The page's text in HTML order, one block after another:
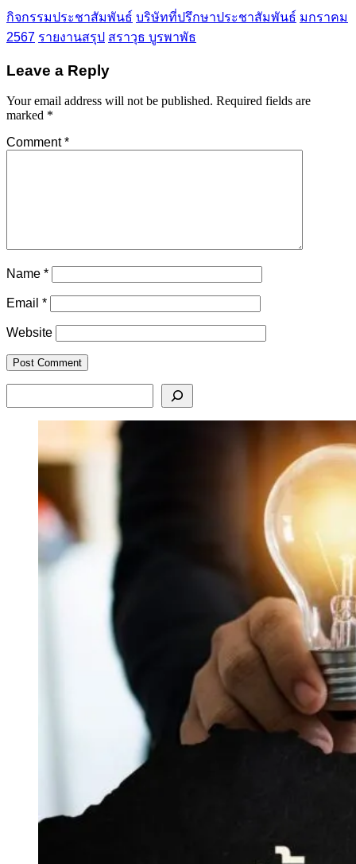
กิจกรรมประชาสัมพันธ์ บริษัทที่ปรึกษาประชาสัมพันธ์ มกราคม
2567 รายงานสรุป สราวุธ บูรพาพัธ
Leave a Reply
Your email address will not be published. Required fields are
marked *
Comment*
Name *
Email *
Website